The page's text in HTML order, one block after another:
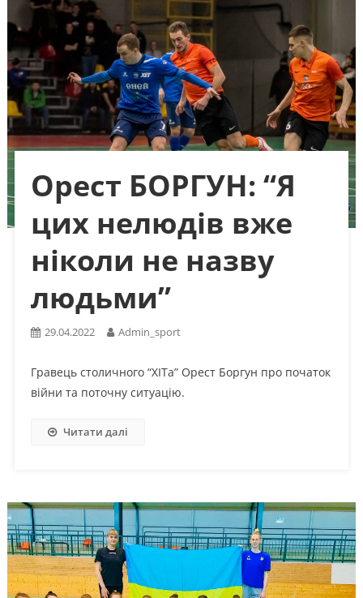
Орест БОРГУН: “Я
цих нелюдів вже
ніколи не назву
людьми”
29.04.2022 Admin_sport
Гравець столичного “ХІТа” Орест Боргун про початок
війни та поточну ситуацію.
Читати далі